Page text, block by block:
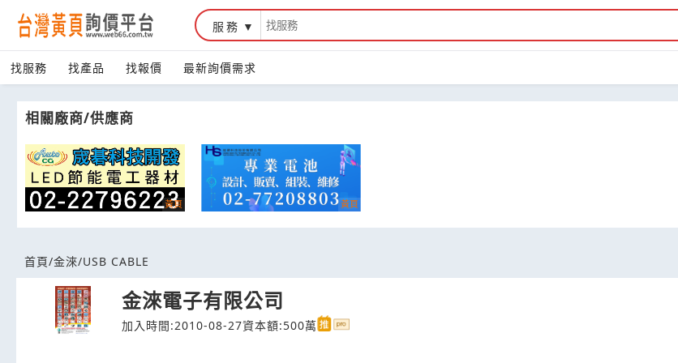
台灣黃頁詢價平台
服務
找服務 找產品 找報價 最新詢價需求
相關廠商/供應商
首頁/金淶/USB CABLE
金淶電子有限公司
加入時間:2010-08-27資本額:500萬